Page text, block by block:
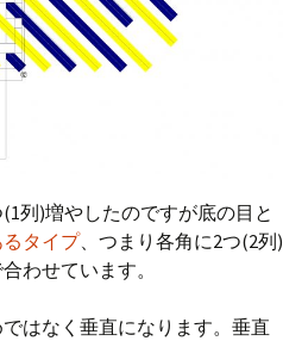
列)増やしたのですが底の目と
るタイプ、つまり各角に2つ(2列)
わせています。
はなく垂直になります。垂直